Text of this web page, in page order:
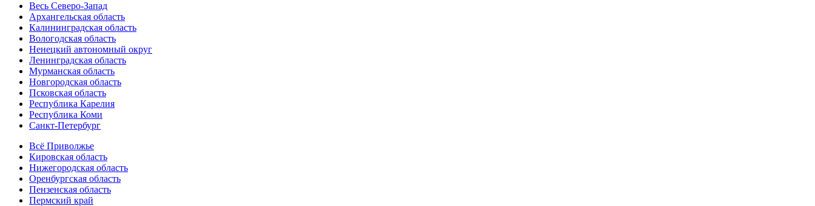
Весь Северо-Запад
Архангельская область
Калининградская область
Вологодская область
Ненецкий автономный округ
Ленинградская область
Мурманская область
Новгородская область
Псковская область
Республика Карелия
Республика Коми
Санкт-Петербург
Всё Приволжье
Кировская область
Нижегородская область
Оренбургская область
Пензенская область
Пермский край